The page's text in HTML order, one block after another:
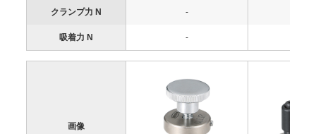
クランプ力 N -
吸着力 N -
画像